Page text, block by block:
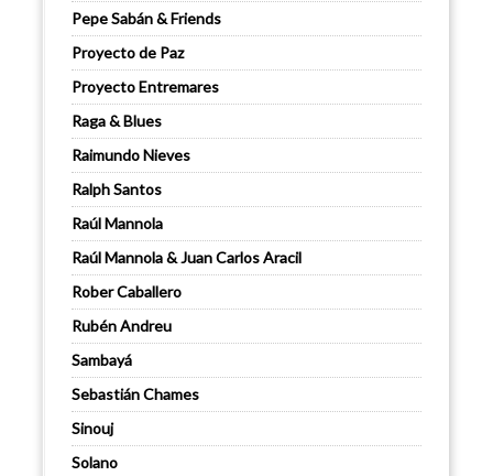
Pepe Sabán & Friends
Proyecto de Paz
Proyecto Entremares
Raga & Blues
Raimundo Nieves
Ralph Santos
Raúl Mannola
Raúl Mannola & Juan Carlos Aracil
Rober Caballero
Rubén Andreu
Sambayá
Sebastián Chames
Sinouj
Solano